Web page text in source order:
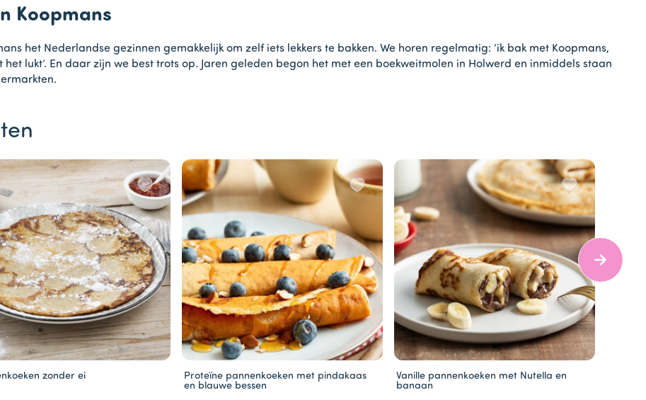
Koopmans
het Nederlandse gezinnen gemakkelijk om zelf iets lekkers te bakken. We horen regelmatig: ‘ik bak met Koopmans,
lukt’. En daar zijn we best trots op. Jaren geleden begon het met een boekweitmolen in Holwerd en inmiddels staan
zonder ei
Proteïne pannenkoeken met pindakaas
en blauwe bessen
Vanille pannenkoeken met Nutella en
banaan